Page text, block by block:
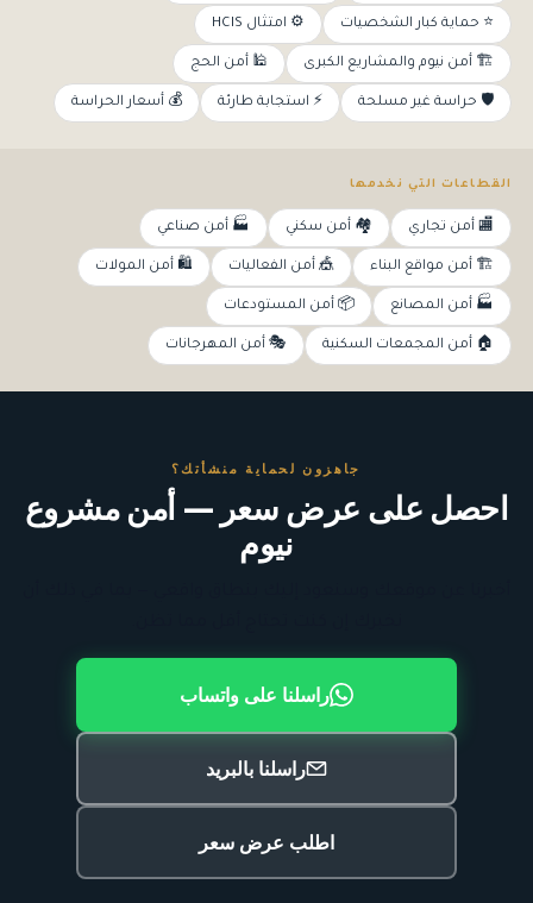
⭐ حماية كبار الشخصيات ⚙️ امتثال HCIS
🏗️ أمن نيوم والمشاريع الكبرى 🕌 أمن الحج
🛡️ حراسة غير مسلحة ⚡ استجابة طارئة 💰 أسعار الحراسة
القطاعات التي نخدمها
🏬 أمن تجاري 🏘️ أمن سكني 🏭 أمن صناعي
🏗️ أمن مواقع البناء 🎪 أمن الفعاليات 🛍️ أمن المولات
🏭 أمن المصانع 📦 أمن المستودعات
🏠 أمن المجمعات السكنية 🎭 أمن المهرجانات
جاهزون لحماية منشأتك؟
احصل على عرض سعر — أمن مشروع
نيوم
راسلنا على واتساب
راسلنا بالبريد
اطلب عرض سعر